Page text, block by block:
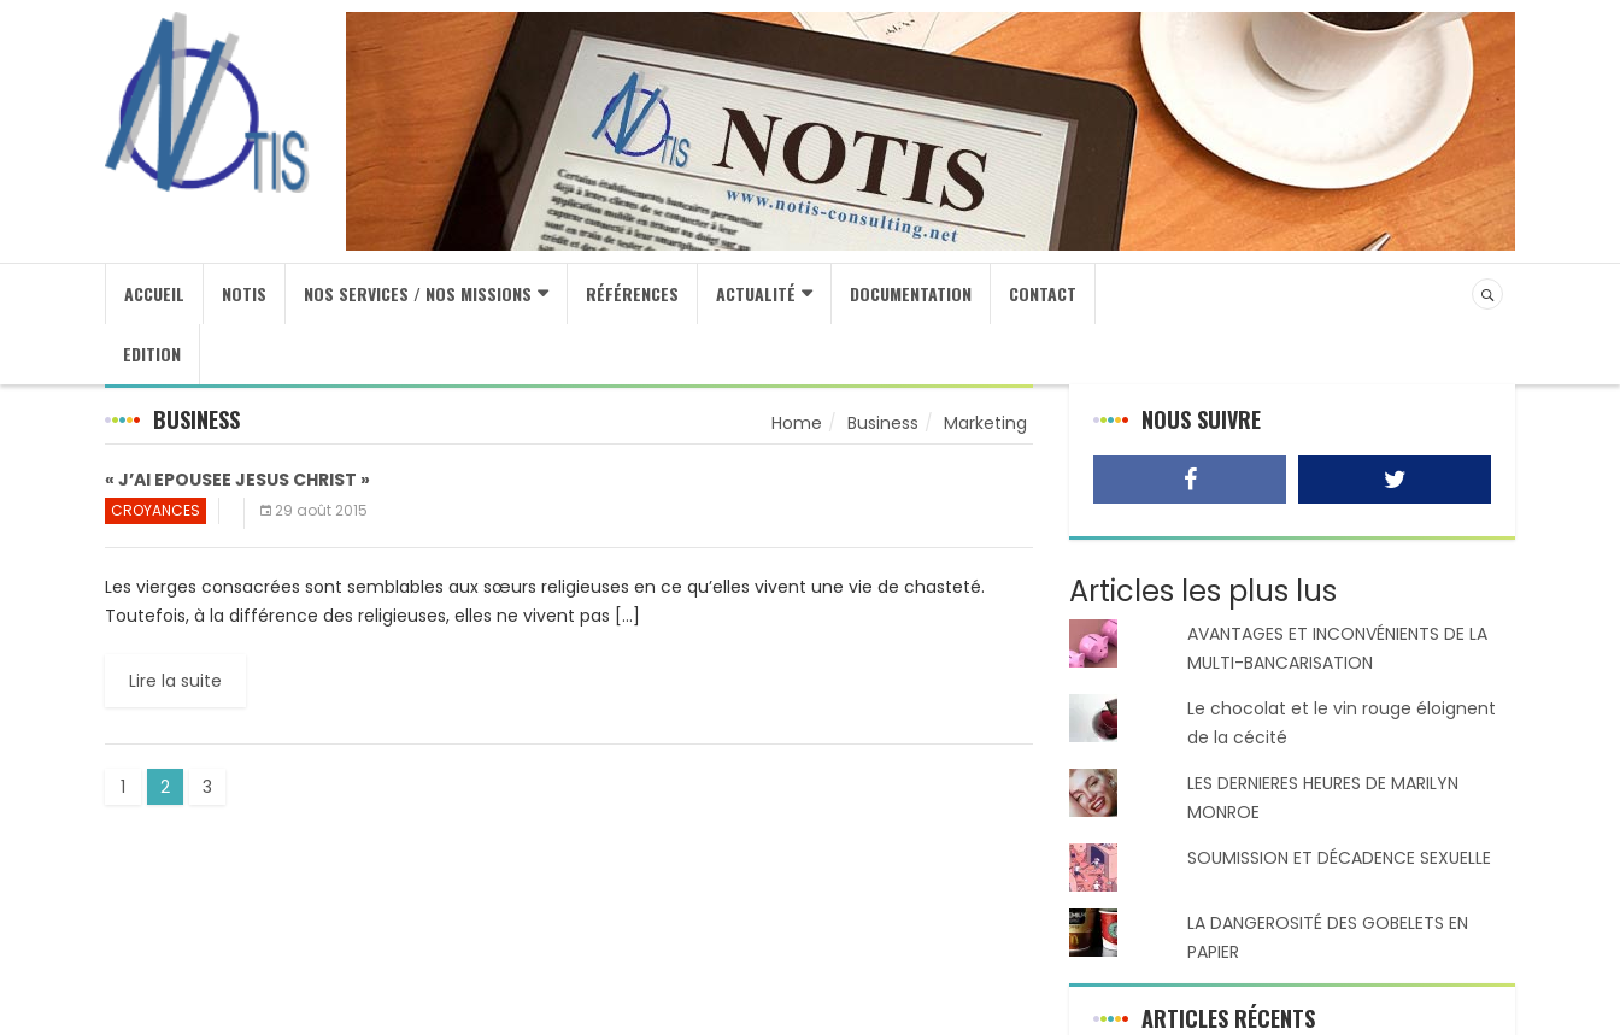
ACCUEIL NOTIS NOS SERVICES / NOS MISSIONS RÉFÉRENCES ACTUALITÉ DOCUMENTATION CONTACT
EDITION
BUSINESS Home Business Marketing
« J’AI EPOUSEE JESUS CHRIST »
CROYANCES 29 août 2015
Les vierges consacrées sont semblables aux sœurs religieuses en ce qu’elles vivent une vie de chasteté.
Toutefois, à la différence des religieuses, elles ne vivent pas […]
Lire la suite
1 2 3
NOUS SUIVRE
Articles les plus lus
AVANTAGES ET INCONVÉNIENTS DE LA
MULTI-BANCARISATION
Le chocolat et le vin rouge éloignent
de la cécité
LES DERNIERES HEURES DE MARILYN
MONROE
SOUMISSION ET DÉCADENCE SEXUELLE
LA DANGEROSITÉ DES GOBELETS EN
PAPIER
ARTICLES RÉCENTS